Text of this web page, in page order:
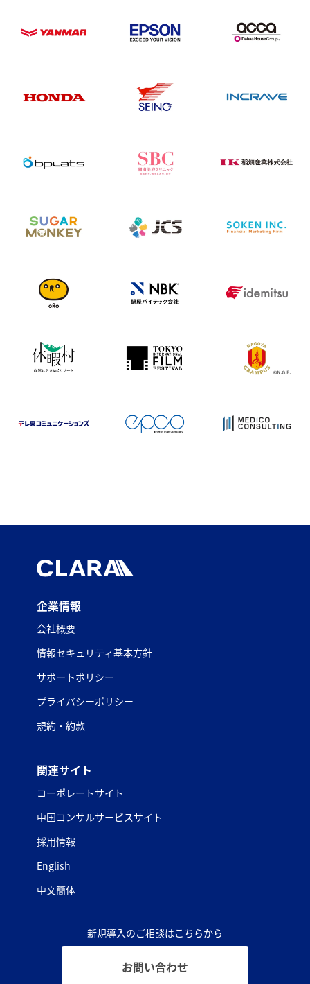
企業情報
会社概要
情報セキュリティ基本方針
サポートポリシー
プライバシーポリシー
規約・約款
関連サイト
コーポレートサイト
中国コンサルサービスサイト
採用情報
English
中文簡体
新規導入のご相談はこちらから
お問い合わせ